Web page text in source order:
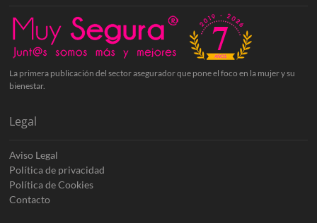
La primera publicación del sector asegurador que pone el foco en la mujer y su
bienestar.
Legal
Aviso Legal
Política de privacidad
Política de Cookies
Contacto